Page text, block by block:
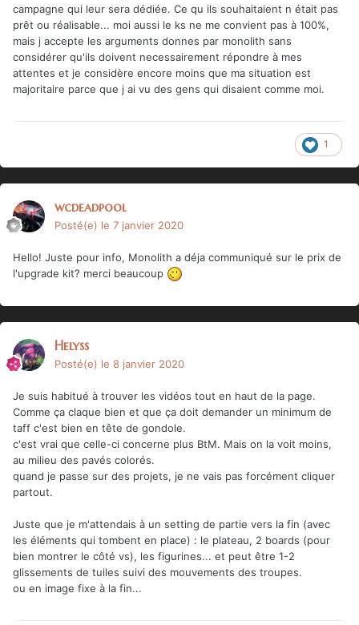
campagne qui leur sera dédiée. Ce qu ils souhaitaient n était pas
prêt ou réalisable... moi aussi le ks ne me convient pas à 100%,
mais j accepte les arguments donnes par monolith sans
considérer qu'ils doivent necessairement répondre à mes
attentes et je considère encore moins que ma situation est
majoritaire parce que j ai vu des gens qui disaient comme moi.
1
wcdeadpool
Posté(e) le 7 janvier 2020
Hello! Juste pour info, Monolith a déja communiqué sur le prix de
l'upgrade kit? merci beaucoup
Helyss
Posté(e) le 8 janvier 2020
Je suis habitué à trouver les vidéos tout en haut de la page.
Comme ça claque bien et que ça doit demander un minimum de
taff c'est bien en tête de gondole.
c'est vrai que celle-ci concerne plus BtM. Mais on la voit moins,
au milieu des pavés colorés.
quand je passe sur des projets, je ne vais pas forcément cliquer
partout.
Juste que je m'attendais à un setting de partie vers la fin (avec
les éléments qui tombent en place) : le plateau, 2 boards (pour
bien montrer le côté vs), les figurines... et peut être 1-2
glissements de tuiles suivi des mouvements des troupes.
ou en image fixe à la fin...